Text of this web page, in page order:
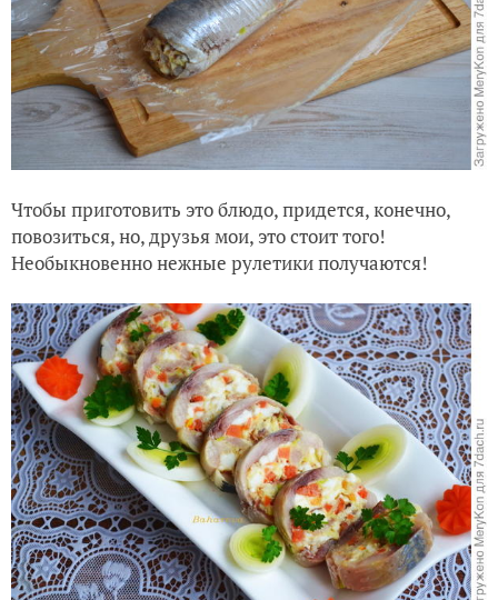
Чтобы приготовить это блюдо, придется, конечно,
повозиться, но, друзья мои, это стоит того!
Необыкновенно нежные рулетики получаются!